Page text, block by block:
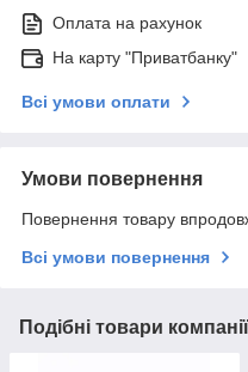
Оплата на рахунок
На карту "Приватбанку"
Всі умови оплати
Умови повернення
Повернення товару
Всі умови повернення
Подібні товари компанії